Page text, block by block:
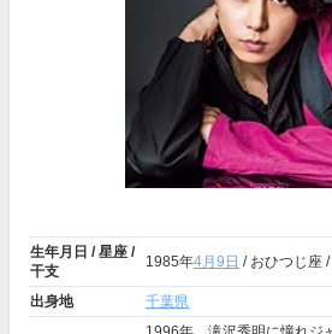
生年月日 / 星座 /
干支
1985年4月9日 / おひつじ座
出身地 千葉県